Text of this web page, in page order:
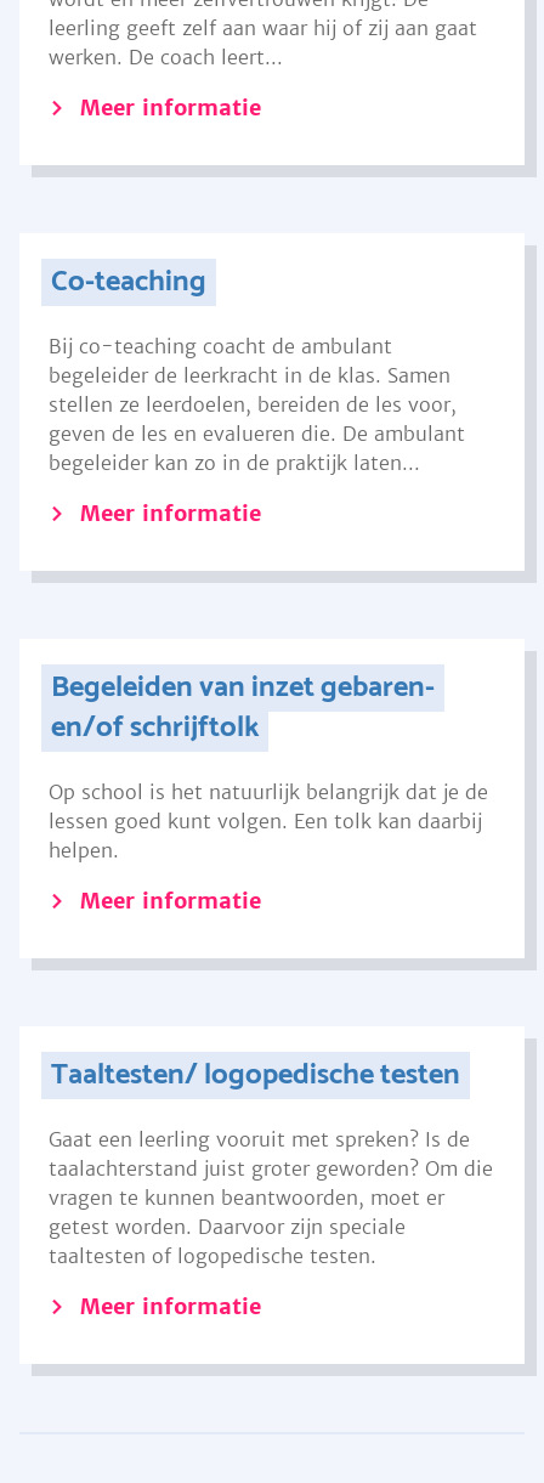
leerling geeft zelf aan waar hij of zij aan gaat
werken. De coach leert...
Meer informatie
Co-teaching
Bij co-teaching coacht de ambulant
begeleider de leerkracht in de klas. Samen
stellen ze leerdoelen, bereiden de les voor,
geven de les en evalueren die. De ambulant
begeleider kan zo in de praktijk laten...
Meer informatie
Begeleiden van inzet gebaren-
en/of schrijftolk
Op school is het natuurlijk belangrijk dat je de
lessen goed kunt volgen. Een tolk kan daarbij
helpen.
Meer informatie
Taaltesten/ logopedische testen
Gaat een leerling vooruit met spreken? Is de
taalachterstand juist groter geworden? Om die
vragen te kunnen beantwoorden, moet er
getest worden. Daarvoor zijn speciale
taaltesten of logopedische testen.
Meer informatie